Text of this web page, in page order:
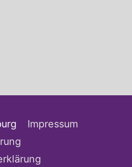
Impressum